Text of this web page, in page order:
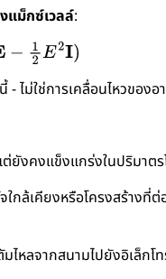
แม็กซ์เวลล์:
- ไม่ใช่การเคลื่อนไหวขอ
ยังคงแข็งแกร่งในปริมาต
ล้เคียงหรือโครงสร้างที่
หลจากสนามไปยังอิเล็กโ